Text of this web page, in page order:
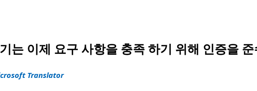
는 이제 요구 사항을 충족 하기 위해 인증을
Translator